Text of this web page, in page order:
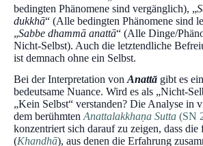
bedingten Phänomene sind vergänglich), „
dukkhā“ (Alle bedingten Phänomene sind
„Sabbe dhammā anattā“ (Alle Dinge/
Nicht-Selbst). Auch die letztendliche
ist demnach ohne ein Selbst.
Bei der Interpretation von Anattā gibt es
bedeutsame Nuance. Wird es als „Nicht-
„Kein Selbst“ verstanden? Die Analyse in
dem berühmten Anattalakkhaṇa Sutta (SN
konzentriert sich darauf zu zeigen, dass
(Khandhā), aus denen die Erfahrung